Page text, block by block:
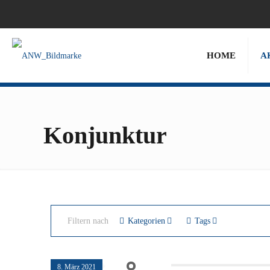
HOME
Konjunktur
Filtern nach Kategorien Tags
8. März 2021